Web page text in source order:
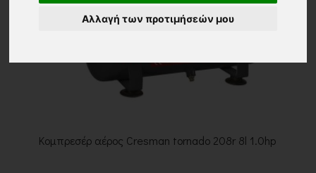
Αλλαγή των προτιμήσεών μου
Κομπρεσέρ αέρος Cresman tornado 208r 8l 1.0hp